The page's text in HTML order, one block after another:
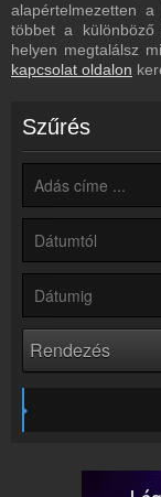
Műsorújság
Rádió 1
Webkamera
Hírek
Rádió 1
Kapcsolat
Írj nekünk!
Rádiós partnerek
Ágyazd be
Online rádió
Készítés lépésről
alapértelmezetten
többet a különböző
helyen megtalálsz
kapcsolat oldalon
Szűrés